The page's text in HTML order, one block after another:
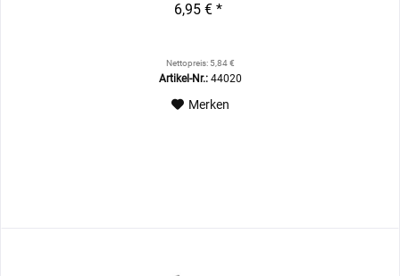
6,95 € *
Nettopreis: 5,84 €
Artikel-Nr.:44020
Merken